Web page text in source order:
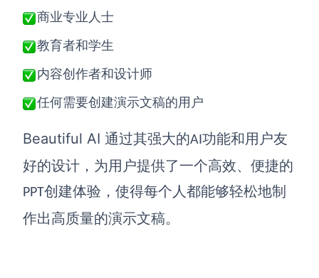
商业专业人士
教育者和学生
内容创作者和设计师
任何需要创建演示文稿的用户
Beautiful AI 通过其强大的AI功能和用户友
好的设计，为用户提供了一个高效、便捷的
PPT创建体验，使得每个人都能够轻松地制
作出高质量的演示文稿。